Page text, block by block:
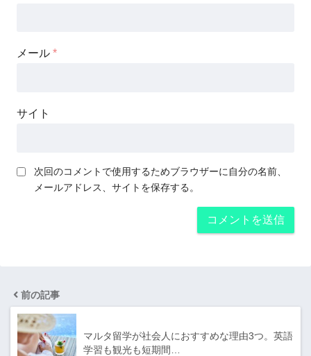
メール *
サイト
次回のコメントで使用するためブラウザーに自分の名前、
メールアドレス、サイトを保存する。
前の記事
マルタ留学が社会人におすすめな理由3つ。英語
学習も観光も短期間…